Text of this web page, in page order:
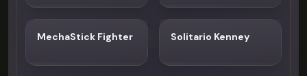
MechaStick Fighter Solitario Kenney